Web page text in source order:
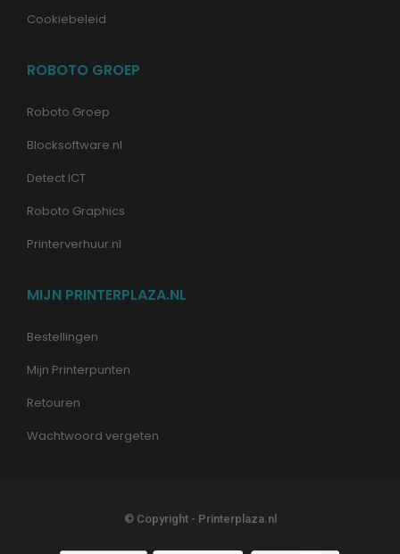
Cookiebeleid
ROBOTO GROEP
Roboto Groep
Blocksoftware.nl
Detect ICT
Roboto Graphics
Printerverhuur.nl
MIJN PRINTERPLAZA.NL
Bestellingen
Mijn Printerpunten
Retouren
Wachtwoord vergeten
© Copyright - Printerplaza.nl